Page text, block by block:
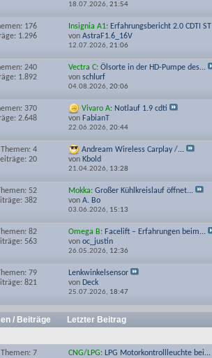
18.07.2026, 21:54
176
1.296
Insignia A1: Erfahrungsbericht 2.0 CDTI ST
von AstraF1.6_16V
12.07.2026, 21:06
240
1.892
Vectra C: Ölsorte in der HD-Pumpe des...
von schlurf
04.08.2026, 20:06
370
2.648
Vivaro A: Notlauf 1.9 cdti
von FabianT
22.06.2026, 20:44
Themen: 4
20
Andream Wireless Carplay /...
von Kbold
21.04.2026, 13:28
52
382
Mokka: Großer Kühlkreislauf öffnet...
von A. Bo
03.06.2026, 15:13
82
563
Omega B: Facelift – Erfahrungen beim...
von oc_justin
26.05.2026, 12:36
79
821
Lenkwinkelsensor
von Deck
25.07.2026, 18:47
/ Beiträge
Letzter Beitrag
Themen: 7
CNG/LPG: LPG Motorkontrollleuchte bei...